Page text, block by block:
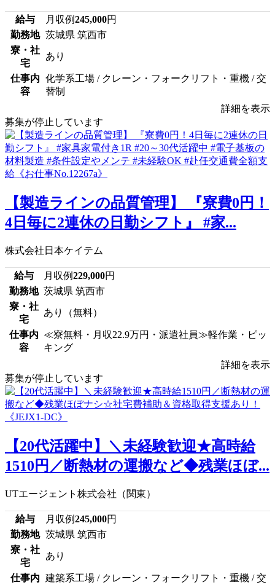
給与 月収例245,000円
勤務地 茨城県 筑西市
寮・社
宅
あり
仕事内
容
化学系工場 / クレーン・フォークリフト・重機 / 交
替制
詳細を表示
募集が停止しています
【製造ラインの品質管理】 『寮費0円！
4日毎に2連休の日勤シフト』 #家...
株式会社日本ケイテム
給与 月収例229,000円
勤務地 茨城県 筑西市
寮・社
宅
あり（無料）
仕事内
容
≪寮無料・月収22.9万円・派遣社員≫軽作業・ピッ
キング
詳細を表示
募集が停止しています
【20代活躍中】＼未経験歓迎★高時給
1510円／断熱材の運搬など◆残業ほぼ...
UTエージェント株式会社（関東）
給与 月収例245,000円
勤務地 茨城県 筑西市
寮・社
宅
あり
仕事内 建築系工場 / クレーン・フォークリフト・重機 / 交